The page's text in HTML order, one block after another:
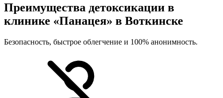
Преимущества детоксикации в
клинике «Панацея» в Воткинске
Безопасность, быстрое облегчение и 100% анонимность.